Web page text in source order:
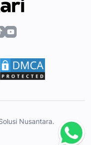
Nusantara.